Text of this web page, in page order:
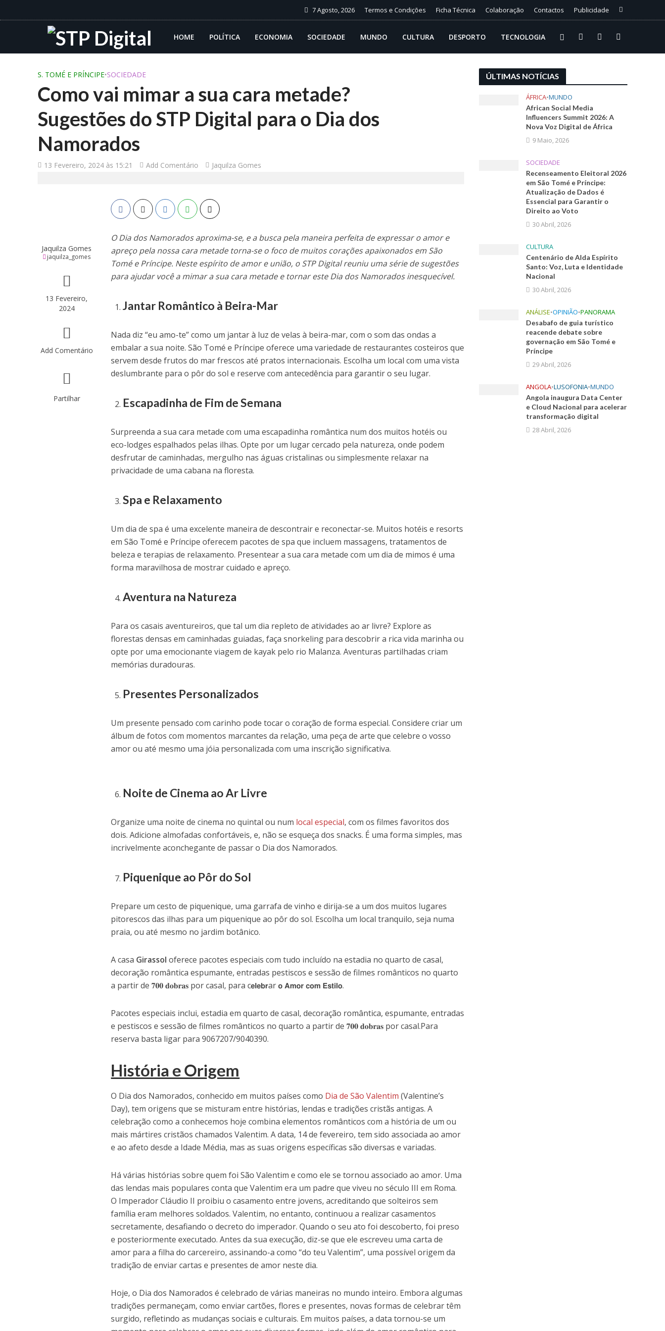
7 Agosto, 2026 Termos e Condições Ficha Técnica Colaboração Contactos Publicidade
HOME POLÍTICA ECONOMIA SOCIEDADE MUNDO CULTURA DESPORTO TECNOLOGIA
S. TOMÉ E PRÍNCIPE•SOCIEDADE
Como vai mimar a sua cara metade?
Sugestões do STP Digital para o Dia dos
Namorados
13 Fevereiro, 2024 às 15:21 Add Comentário Jaquilza Gomes
Jaquilza Gomes
jaquilza_gomes
13 Fevereiro,
2024
Add Comentário
Partilhar
O Dia dos Namorados aproxima-se, e a busca pela maneira perfeita de expressar o amor e
apreço pela nossa cara metade torna-se o foco de muitos corações apaixonados em São
Tomé e Príncipe. Neste espírito de amor e união, o STP Digital reuniu uma série de sugestões
para ajudar você a mimar a sua cara metade e tornar este Dia dos Namorados inesquecível.
Jantar Romântico à Beira-Mar
Nada diz “eu amo-te” como um jantar à luz de velas à beira-mar, com o som das ondas a
embalar a sua noite. São Tomé e Príncipe oferece uma variedade de restaurantes costeiros que
servem desde frutos do mar frescos até pratos internacionais. Escolha um local com uma vista
deslumbrante para o pôr do sol e reserve com antecedência para garantir o seu lugar.
Escapadinha de Fim de Semana
Surpreenda a sua cara metade com uma escapadinha romântica num dos muitos hotéis ou
eco-lodges espalhados pelas ilhas. Opte por um lugar cercado pela natureza, onde podem
desfrutar de caminhadas, mergulho nas águas cristalinas ou simplesmente relaxar na
privacidade de uma cabana na floresta.
Spa e Relaxamento
Um dia de spa é uma excelente maneira de descontrair e reconectar-se. Muitos hotéis e resorts
em São Tomé e Príncipe oferecem pacotes de spa que incluem massagens, tratamentos de
beleza e terapias de relaxamento. Presentear a sua cara metade com um dia de mimos é uma
forma maravilhosa de mostrar cuidado e apreço.
Aventura na Natureza
Para os casais aventureiros, que tal um dia repleto de atividades ao ar livre? Explore as
florestas densas em caminhadas guiadas, faça snorkeling para descobrir a rica vida marinha ou
opte por uma emocionante viagem de kayak pelo rio Malanza. Aventuras partilhadas criam
memórias duradouras.
Presentes Personalizados
Um presente pensado com carinho pode tocar o coração de forma especial. Considere criar um
álbum de fotos com momentos marcantes da relação, uma peça de arte que celebre o vosso
amor ou até mesmo uma jóia personalizada com uma inscrição significativa.
Noite de Cinema ao Ar Livre
Organize uma noite de cinema no quintal ou num local especial, com os filmes favoritos dos
dois. Adicione almofadas confortáveis, e, não se esqueça dos snacks. É uma forma simples, mas
incrivelmente aconchegante de passar o Dia dos Namorados.
Piquenique ao Pôr do Sol
Prepare um cesto de piquenique, uma garrafa de vinho e dirija-se a um dos muitos lugares
pitorescos das ilhas para um piquenique ao pôr do sol. Escolha um local tranquilo, seja numa
praia, ou até mesmo no jardim botânico.
A casa Girassol oferece pacotes especiais com tudo incluído na estadia no quarto de casal,
decoração romântica espumante, entradas pestiscos e sessão de filmes românticos no quarto
a partir de 𝟕𝟎𝟎 𝐝𝐨𝐛𝐫𝐚𝐬 por casal, para c𝗲𝗹𝗲𝗯𝗿ar 𝗼 𝗔𝗺𝗼𝗿 𝗰𝗼𝗺 𝗘𝘀𝘁𝗶𝗹𝗼.
Pacotes especiais inclui, estadia em quarto de casal, decoração romântica, espumante, entradas
e pestiscos e sessão de filmes românticos no quarto a partir de 𝟕𝟎𝟎 𝐝𝐨𝐛𝐫𝐚𝐬 por casal.Para
reserva basta ligar para 9067207/9040390.
História e Origem
O Dia dos Namorados, conhecido em muitos países como Dia de São Valentim (Valentine’s
Day), tem origens que se misturam entre histórias, lendas e tradições cristãs antigas. A
celebração como a conhecemos hoje combina elementos românticos com a história de um ou
mais mártires cristãos chamados Valentim. A data, 14 de fevereiro, tem sido associada ao amor
e ao afeto desde a Idade Média, mas as suas origens específicas são diversas e variadas.
Há várias histórias sobre quem foi São Valentim e como ele se tornou associado ao amor. Uma
das lendas mais populares conta que Valentim era um padre que viveu no século III em Roma.
O Imperador Cláudio II proibiu o casamento entre jovens, acreditando que solteiros sem
família eram melhores soldados. Valentim, no entanto, continuou a realizar casamentos
secretamente, desafiando o decreto do imperador. Quando o seu ato foi descoberto, foi preso
e posteriormente executado. Antes da sua execução, diz-se que ele escreveu uma carta de
amor para a filha do carcereiro, assinando-a como “do teu Valentim”, uma possível origem da
tradição de enviar cartas e presentes de amor neste dia.
Hoje, o Dia dos Namorados é celebrado de várias maneiras no mundo inteiro. Embora algumas
tradições permaneçam, como enviar cartões, flores e presentes, novas formas de celebrar têm
surgido, refletindo as mudanças sociais e culturais. Em muitos países, a data tornou-se um
ÚLTIMAS NOTÍCIAS
ÁFRICA•MUNDO
African Social Media
Influencers Summit 2026: A
Nova Voz Digital de África
9 Maio, 2026
SOCIEDADE
Recenseamento Eleitoral 2026
em São Tomé e Príncipe:
Atualização de Dados é
Essencial para Garantir o
Direito ao Voto
30 Abril, 2026
CULTURA
Centenário de Alda Espírito
Santo: Voz, Luta e Identidade
Nacional
30 Abril, 2026
ANÁLISE•OPINIÃO•PANORAMA
Desabafo de guia turístico
reacende debate sobre
governação em São Tomé e
Príncipe
29 Abril, 2026
ANGOLA•LUSOFONIA•MUNDO
Angola inaugura Data Center
e Cloud Nacional para acelerar
transformação digital
28 Abril, 2026